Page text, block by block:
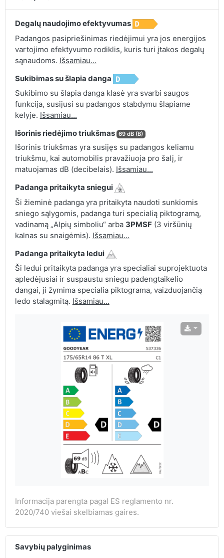
Degalų naudojimo efektyvumas
Padangos pasipriešinimas riedėjimui yra jos energijos
vartojimo efektyvumo rodiklis, kuris turi įtakos degalų
sąnaudoms. Išsamiau...
Sukibimas su šlapia danga
Sukibimo su šlapia danga klasė yra svarbi saugos
funkcija, susijusi su padangos stabdymu šlapiame
kelyje. Išsamiau...
Išorinis riedėjimo triukšmas 69 dB (B)
Išorinis triukšmas yra susijęs su padangos keliamu
triukšmu, kai automobilis pravažiuoja pro šalį, ir
matuojamas dB (decibelais). Išsamiau...
Padanga pritaikyta sniegui
Ši žieminė padanga yra pritaikyta naudoti sunkiomis
sniego sąlygomis, padanga turi specialią piktogramą,
vadinamą „Alpių simboliu“ arba 3PMSF(3 viršūnių
kalnas su snaigėmis). Išsamiau...
Padanga pritaikyta ledui
Ši ledui pritaikyta padanga yra specialiai suprojektuota
apledėjusiai ir suspaustu sniegu padengtaikelio
dangai, ji žymima specialia piktograma, vaizduojančią
ledo stalagmitą. Išsamiau...
Informacija parengta pagal ES reglamento nr.
2020/740 viešai skelbiamas gaires.
Savybių palyginimas